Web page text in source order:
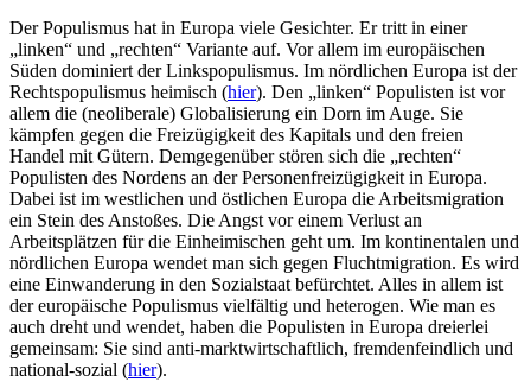
Der Populismus hat in Europa viele Gesichter. Er tritt in einer
„linken“ und „rechten“ Variante auf. Vor allem im europäischen
Süden dominiert der Linkspopulismus. Im nördlichen Europa ist der
Rechtspopulismus heimisch (hier). Den „linken“ Populisten ist vor
allem die (neoliberale) Globalisierung ein Dorn im Auge. Sie
kämpfen gegen die Freizügigkeit des Kapitals und den freien
Handel mit Gütern. Demgegenüber stören sich die „rechten“
Populisten des Nordens an der Personenfreizügigkeit in Europa.
Dabei ist im westlichen und östlichen Europa die Arbeitsmigration
ein Stein des Anstoßes. Die Angst vor einem Verlust an
Arbeitsplätzen für die Einheimischen geht um. Im kontinentalen und
nördlichen Europa wendet man sich gegen Fluchtmigration. Es wird
eine Einwanderung in den Sozialstaat befürchtet. Alles in allem ist
der europäische Populismus vielfältig und heterogen. Wie man es
auch dreht und wendet, haben die Populisten in Europa dreierlei
gemeinsam: Sie sind anti-marktwirtschaftlich, fremdenfeindlich und
national-sozial (hier).